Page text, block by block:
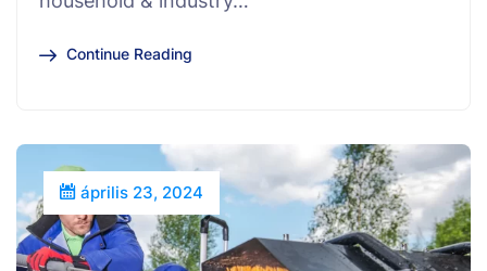
Continue Reading
április 23, 2024